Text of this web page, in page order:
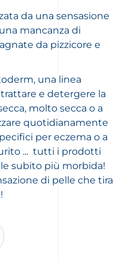
da una sensasione
mancanza di
da pizzicore e
una linea
e detergere la
molto secca o a
quotidianamente
per eczema o a
... tutti i prodotti
subito più morbida!
di pelle che tira